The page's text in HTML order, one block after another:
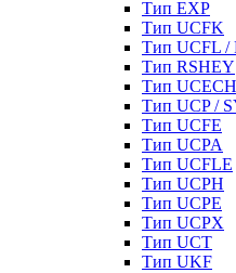
Тип EXP
Тип UCFK
Тип UCFL /
Тип RSHEY
Тип
Тип UCP /
Тип UCFE
Тип UCPA
Тип UCFLE
Тип UCPH
Тип UCPE
Тип UCPX
Тип UCT
Тип UKF